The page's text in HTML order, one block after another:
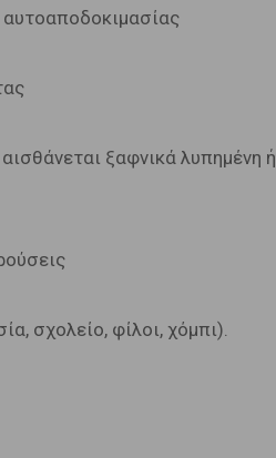
ξαφνικά λυπημένη ή
σχολείο, φίλοι, χόμπι).